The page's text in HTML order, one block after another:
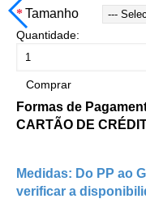
Tamanho
Quantidade:
Comprar
Formas de
CARTÃO DE
Medidas: Do PP ao
verificar a